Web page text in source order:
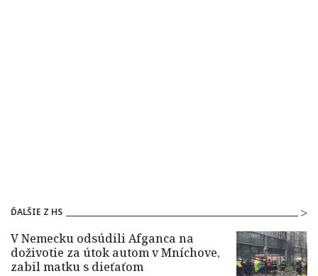
ĎALŠIE Z HS
V Nemecku odsúdili Afganca na
doživotie za útok autom v Mníchove,
zabil matku s dieťaťom